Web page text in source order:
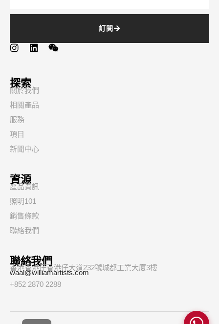
訂閱
探索
關於我們
相關產品
服務
項目
新聞中心
資源
產品資訊
照明101
銷售條款
聯絡我們
聯絡我們
香港香港仔香港仔大道232號城都工業大廈3樓
waal@williamartists.com
+852 2870 2288